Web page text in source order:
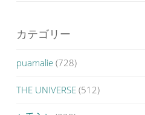
カテゴリー
puamalie (728)
THE UNIVERSE (512)